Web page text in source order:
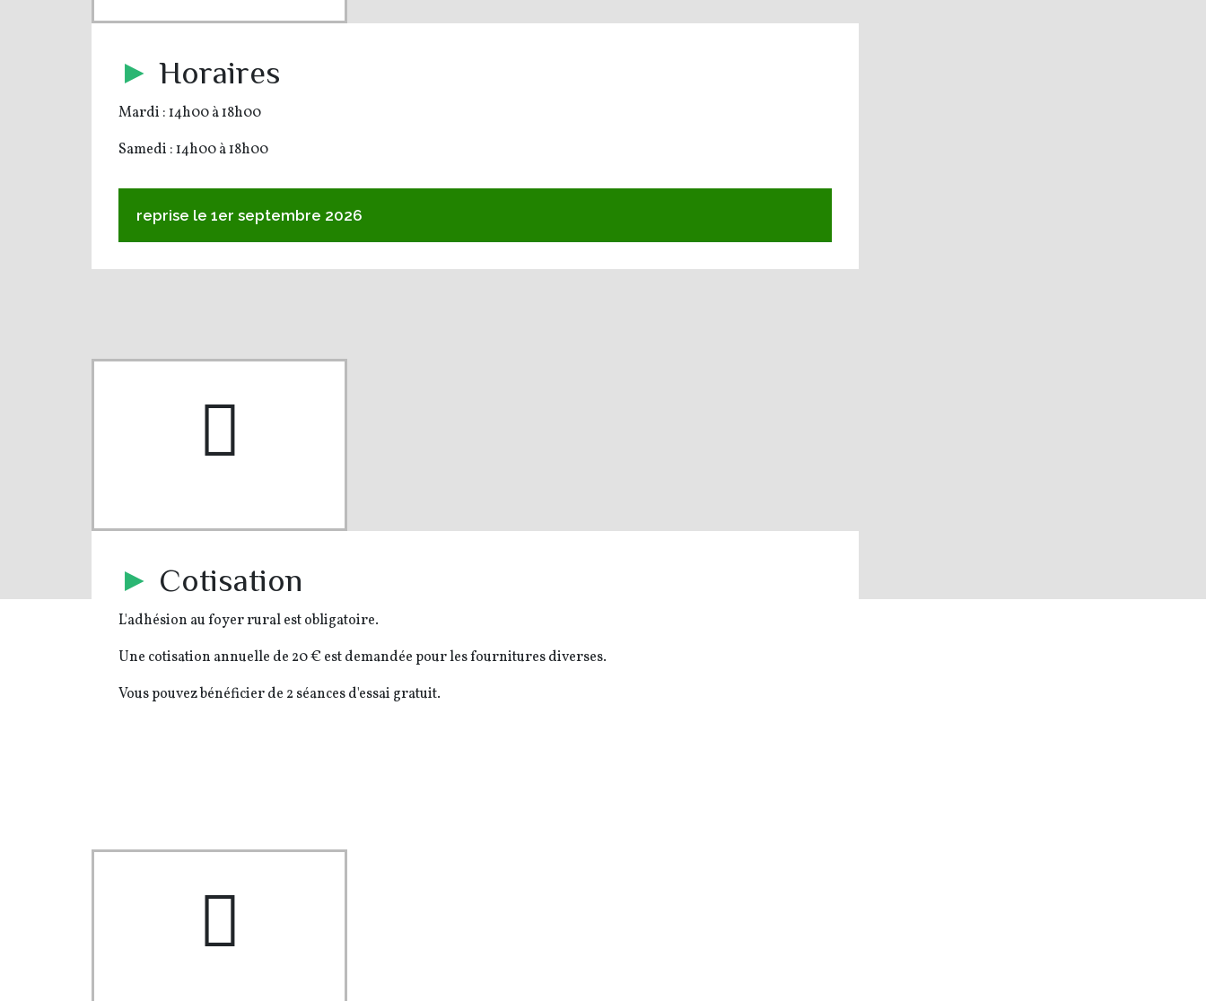
► Horaires
Mardi : 14h00 à 18h00
Samedi : 14h00 à 18h00
reprise le 1er septembre 2026
► Cotisation
L'adhésion au foyer rural est obligatoire.
Une cotisation annuelle de 20 € est demandée pour les fournitures diverses.
Vous pouvez bénéficier de 2 séances d'essai gratuit.